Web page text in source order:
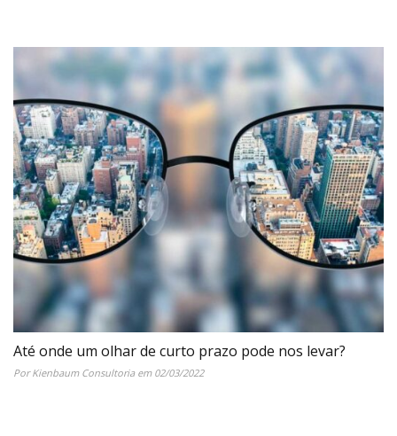
Até onde um olhar de curto prazo pode nos levar?
Por Kienbaum Consultoria em 02/03/2022